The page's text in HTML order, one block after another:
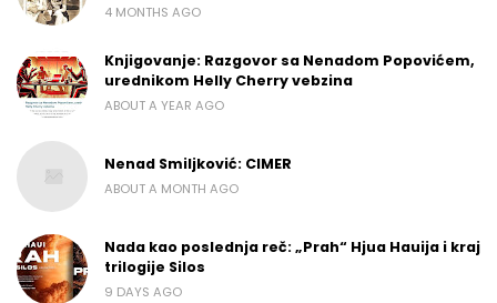
4 MONTHS AGO
Knjigovanje: Razgovor sa Nenadom Popovićem,
urednikom Helly Cherry vebzina
ABOUT A YEAR AGO
Nenad Smiljković: CIMER
ABOUT A MONTH AGO
Nada kao poslednja reč: „Prah“ Hjua Hauija i kraj
trilogije Silos
9 DAYS AGO